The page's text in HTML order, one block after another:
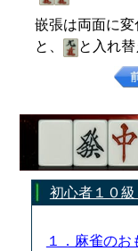
嵌張は両面に変
と、
と入れ替
初心者１０級
１．麻雀の